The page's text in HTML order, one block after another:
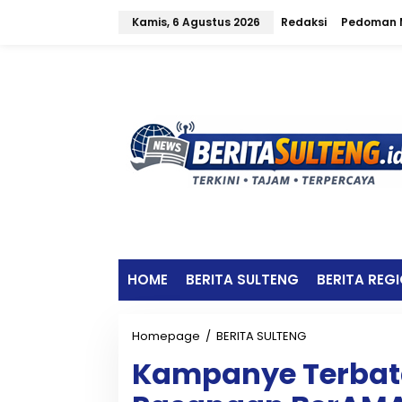
Kamis, 6 Agustus 2026 Redaksi Pedoman
HOME BERITA SULTENG BERITA
Homepage / BERITA SULTENG
m
p
Kampanye